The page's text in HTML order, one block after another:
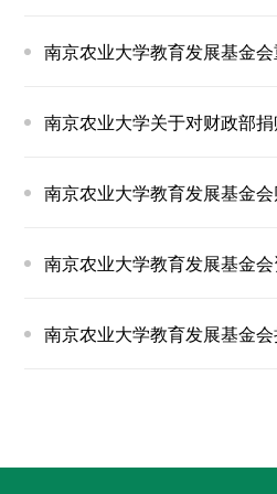
南京农业大学教育发展基金
南京农业大学关于对财政部
南京农业大学教育发展基金
南京农业大学教育发展基金
南京农业大学教育发展基金